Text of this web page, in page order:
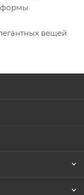
формы
вещей